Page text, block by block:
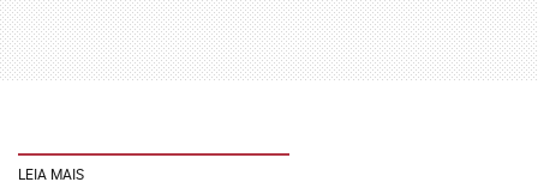
LEIA MAIS